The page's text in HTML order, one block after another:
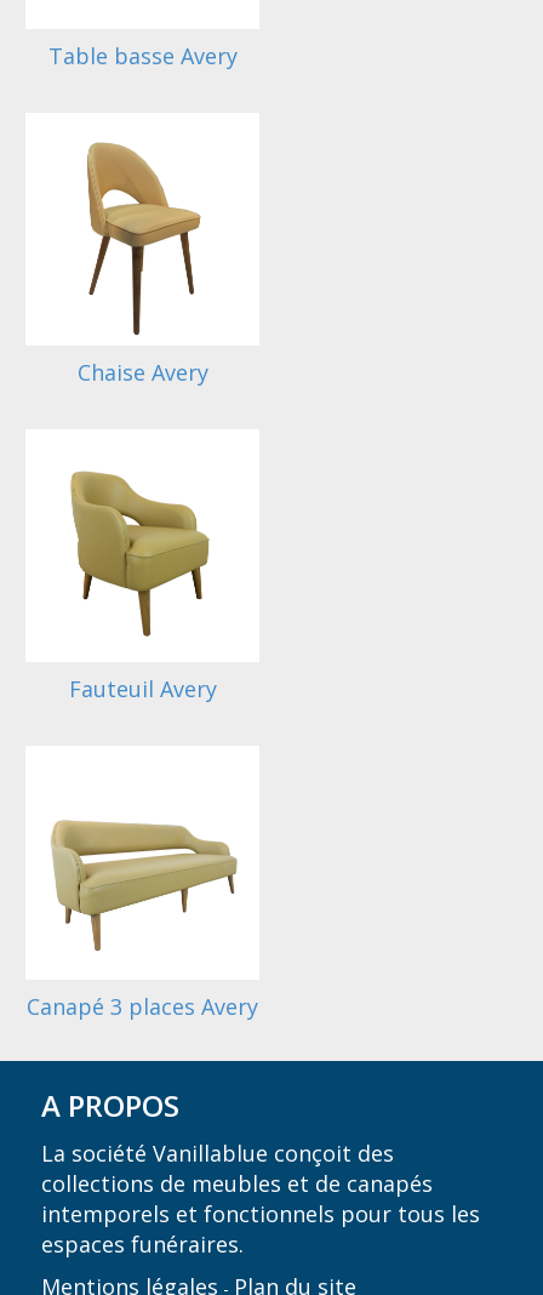
Table basse Avery
Chaise Avery
Fauteuil Avery
Canapé 3 places Avery
A PROPOS
La société Vanillablue conçoit des
collections de meubles et de canapés
intemporels et fonctionnels pour tous les
espaces funéraires.
Mentions légales - Plan du site